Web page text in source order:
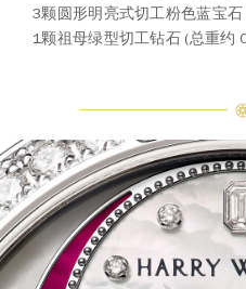
3颗圆形明亮式切工粉色蓝宝
1颗祖母绿型切工钻石 (总重约